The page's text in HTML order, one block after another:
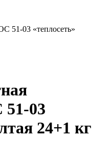
51-03 «теплосеть»
03
24+1 кг